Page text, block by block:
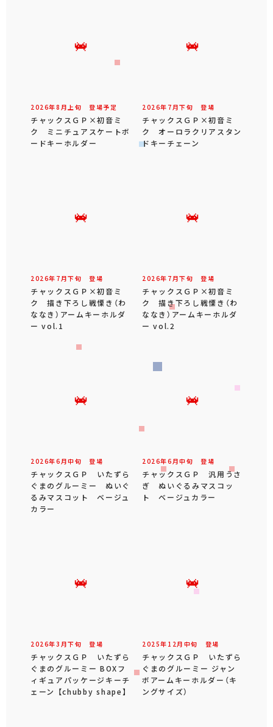
2026年8 月 上旬 登場予定
チャックスＧＰ×初音ミ
ク ミニチュアスケートボ
ードキーホルダー
2026年 7 月下旬 登場
チャックスＧＰ×初音ミ
ク オーロラクリアスタン
ドキーチェーン
2026年 7 月下旬 登場
チャックスＧＰ×初音ミ
ク 描き下ろし戦慄き（わ
ななき）アームキーホルダ
ー vol.1
2026年 7 月下旬 登場
チャックスＧＰ×初音ミ
ク 描き下ろし戦慄き（わ
ななき）アームキーホルダ
ー vol.2
2026年6 月中旬 登場
チャックスＧＰ いたずら
ぐまのグルーミー ぬいぐ
るみマスコット ベージュ
カラー
2026年6 月中旬 登場
チャックスＧＰ 汎用うさ
ぎ ぬいぐるみマスコッ
ト ベージュカラー
2026年3 月下旬 登場
チャックスＧＰ いたずら
ぐまのグルーミー BOXフ
ィギュアパッケージキーチ
ェーン 【chubby shape】
2025年 12 月 中旬 登場
チャックスＧＰ いたずら
ぐまのグルーミー ジャン
ボアームキーホルダー（キ
ングサイズ）